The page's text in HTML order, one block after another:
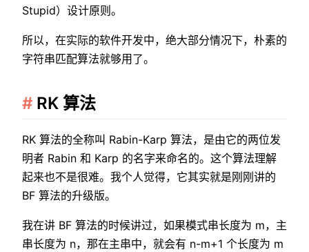
Stupid）设计原则。
所以，在实际的软件开发中，绝大部分情况下，朴素的
字符串匹配算法就够用了。
RK 算法
RK 算法的全称叫 Rabin-Karp 算法，是由它的两位发
明者 Rabin 和 Karp 的名字来命名的。这个算法理解
起来也不是很难。我个人觉得，它其实就是刚刚讲的
BF 算法的升级版。
我在讲 BF 算法的时候讲过，如果模式串长度为 m，主
串长度为 n，那在主串中，就会有 n-m+1 个长度为 m